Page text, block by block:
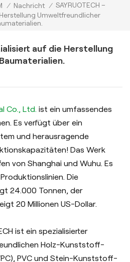
/ Nachricht / SAYRUOTECH –
Umweltfreundlicher
auf die Herstellung
Co., Ltd. ist ein umfassendes
Es verfügt über ein
und herausragende
Das Werk
von Shanghai und Wuhu. Es
Die
24.000 Tonnen, der
20 Millionen US-Dollar.
ist ein spezialisierter
Holz-Kunststoff-
PVC und Stein-Kunststoff-